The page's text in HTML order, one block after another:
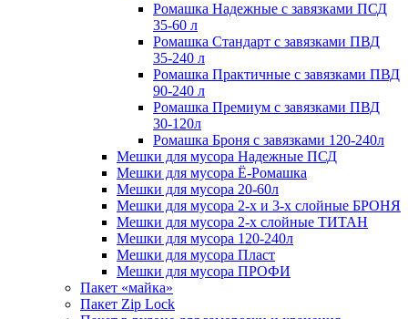
Ромашка Надежные с завязками ПСД
35-60 л
Ромашка Стандарт с завязками ПВД
35-240 л
Ромашка Практичные с завязками ПВД
90-240 л
Ромашка Премиум с завязками ПВД
30-120л
Ромашка Броня с завязками 120-240л
Мешки для мусора Надежные ПСД
Мешки для мусора Ё-Ромашка
Мешки для мусора 20-60л
Мешки для мусора 2-х и 3-х слойные БРОНЯ
Мешки для мусора 2-х слойные ТИТАН
Мешки для мусора 120-240л
Мешки для мусора Пласт
Мешки для мусора ПРОФИ
Пакет «майка»
Пакет Zip Lock